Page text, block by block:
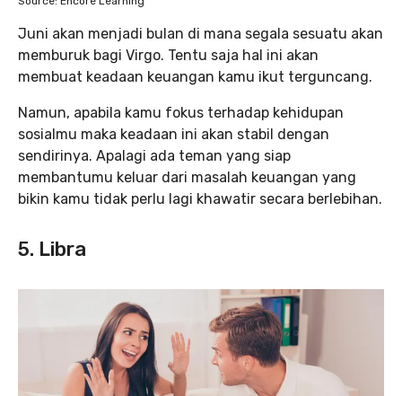
Juni akan menjadi bulan di mana segala sesuatu akan
memburuk bagi Virgo. Tentu saja hal ini akan
membuat keadaan keuangan kamu ikut terguncang.
Namun, apabila kamu fokus terhadap kehidupan
sosialmu maka keadaan ini akan stabil dengan
sendirinya. Apalagi ada teman yang siap
membantumu keluar dari masalah keuangan yang
bikin kamu tidak perlu lagi khawatir secara berlebihan.
5. Libra